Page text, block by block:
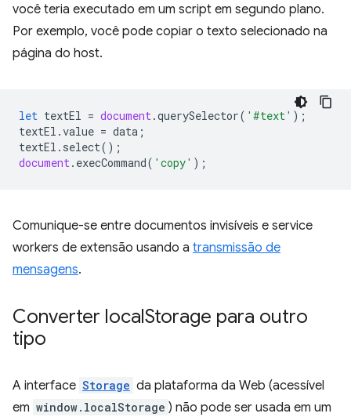
você teria executado em um script em segundo plano.
Por exemplo, você pode copiar o texto selecionado na
página do host.
let textEl = document.querySelector( '#text' );
textEl .value = data ;
textEl . select();
document. execCommand( 'copy' );
Comunique-se entre documentos invisíveis e service
workers de extensão usando a transmissão de
mensagens.
Converter localStorage para outro
tipo
A interface Storage da plataforma da Web (acessível
em window.localStorage ) não pode ser usada em um